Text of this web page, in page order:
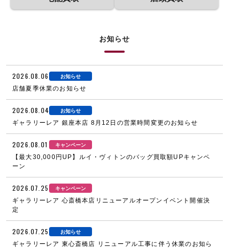
お知らせ
2026.08.06 お知らせ
店舗夏季休業のお知らせ
2026.08.04 お知らせ
ギャラリーレア 銀座本店 8月12日の営業時間変更のお知らせ
2026.08.01 キャンペーン
【最大30,000円UP】ルイ・ヴィトンのバッグ買取額UPキャンペ
ーン
2026.07.25 キャンペーン
ギャラリーレア 心斎橋本店リニューアルオープンイベント開催決
定
2026.07.25 お知らせ
ギャラリーレア 東心斎橋店 リニューアル工事に伴う休業のお知ら